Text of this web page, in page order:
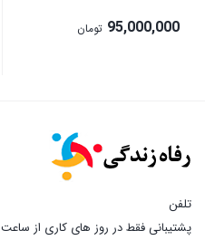
95,000,000 تومان
تلفن
پشتیبانی فقط در روز های کاری از ساعت 9 الی 13 و 17 الی 20، 09022442002